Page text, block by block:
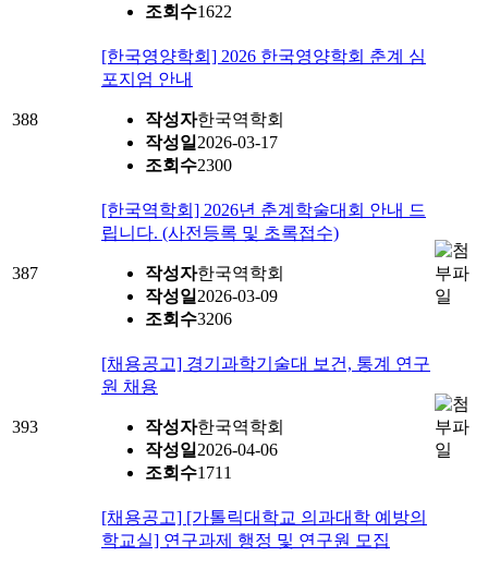
조회수1622
388
[한국영양학회] 2026 한국영양학회 춘계 심
포지엄 안내
작성자한국역학회
작성일 2026-03-17
조회수2300
387
[한국역학회] 2026년 춘계학술대회 안내 드
립니다. (사전등록 및 초록접수)
작성자한국역학회
작성일 2026-03-09
조회수3206
393
[채용공고] 경기과학기술대 보건, 통계 연구
원 채용
작성자한국역학회
작성일 2026-04-06
조회수1711
[채용공고] [가톨릭대학교 의과대학 예방의
학교실] 연구과제 행정 및 연구원 모집